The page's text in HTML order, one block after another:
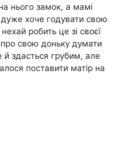
нього замок, а мамі
хоче годувати свою
робить це зі своєї
свою доньку думати
здасться грубим, але
поставити матір на